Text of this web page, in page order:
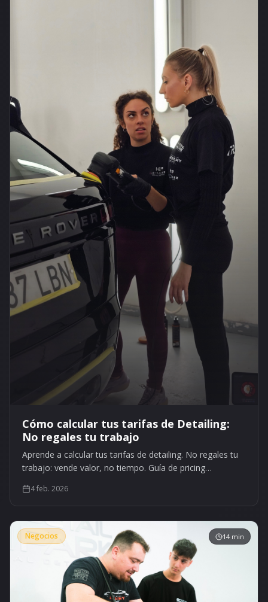
Cómo calcular tus tarifas de Detailing:
No regales tu trabajo
Aprende a calcular tus tarifas de detailing. No regales tu
trabajo: vende valor, no tiempo. Guía de pricing
4 feb. 2026
Negocios 14 min